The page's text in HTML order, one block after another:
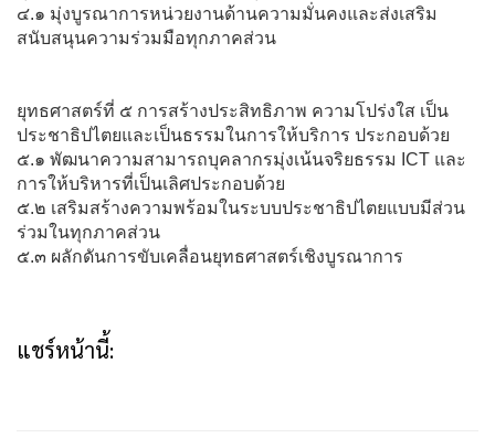
๔.๑ มุ่งบูรณาการหน่วยงานด้านความมั่นคงและส่งเสริม
สนับสนุนความร่วมมือทุกภาคส่วน
ยุทธศาสตร์ที่ ๕ การสร้างประสิทธิภาพ ความโปร่งใส เป็น
ประชาธิปไตยและเป็นธรรมในการให้บริการ ประกอบด้วย
๕.๑ พัฒนาความสามารถบุคลากรมุ่งเน้นจริยธรรม ICT และ
การให้บริหารที่เป็นเลิศประกอบด้วย
๕.๒ เสริมสร้างความพร้อมในระบบประชาธิปไตยแบบมีส่วน
ร่วมในทุกภาคส่วน
๕.๓ ผลักดันการขับเคลื่อนยุทธศาสตร์เชิงบูรณาการ
แชร์หน้านี้: